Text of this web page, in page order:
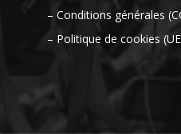
– Conditions générales
– Politique de cookies